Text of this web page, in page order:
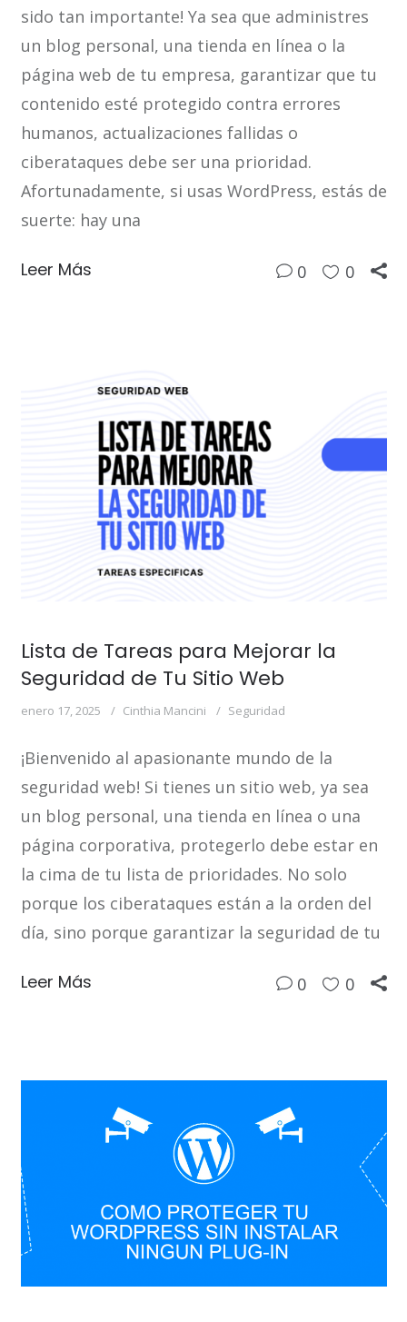
sido tan importante! Ya sea que administres
un blog personal, una tienda en línea o la
página web de tu empresa, garantizar que tu
contenido esté protegido contra errores
humanos, actualizaciones fallidas o
ciberataques debe ser una prioridad.
Afortunadamente, si usas WordPress, estás de
suerte: hay una
Leer Más 0 0
Lista de Tareas para Mejorar la
Seguridad de Tu Sitio Web
enero 17, 2025 Cinthia Mancini Seguridad
¡Bienvenido al apasionante mundo de la
seguridad web! Si tienes un sitio web, ya sea
un blog personal, una tienda en línea o una
página corporativa, protegerlo debe estar en
la cima de tu lista de prioridades. No solo
porque los ciberataques están a la orden del
día, sino porque garantizar la seguridad de tu
Leer Más 0 0